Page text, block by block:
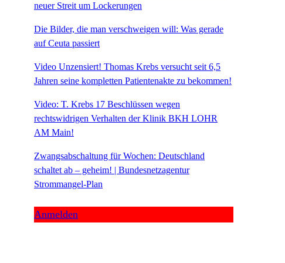
neuer Streit um Lockerungen
Die Bilder, die man verschweigen will: Was gerade
auf Ceuta passiert
Video Unzensiert! Thomas Krebs versucht seit 6,5
Jahren seine kompletten Patientenakte zu bekommen!
Video: T. Krebs 17 Beschlüssen wegen
rechtswidrigen Verhalten der Klinik BKH LOHR
AM Main!
Zwangsabschaltung für Wochen: Deutschland
schaltet ab – geheim! | Bundesnetzagentur
Strommangel-Plan
Anmelden